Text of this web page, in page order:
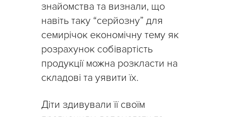
знайомства та визнали, що
навіть таку “серйозну” для
семирічок економічну тему як
розрахунок собівартість
продукції можна розкласти на
складові та уявити їх.
Діти здивували її своїм